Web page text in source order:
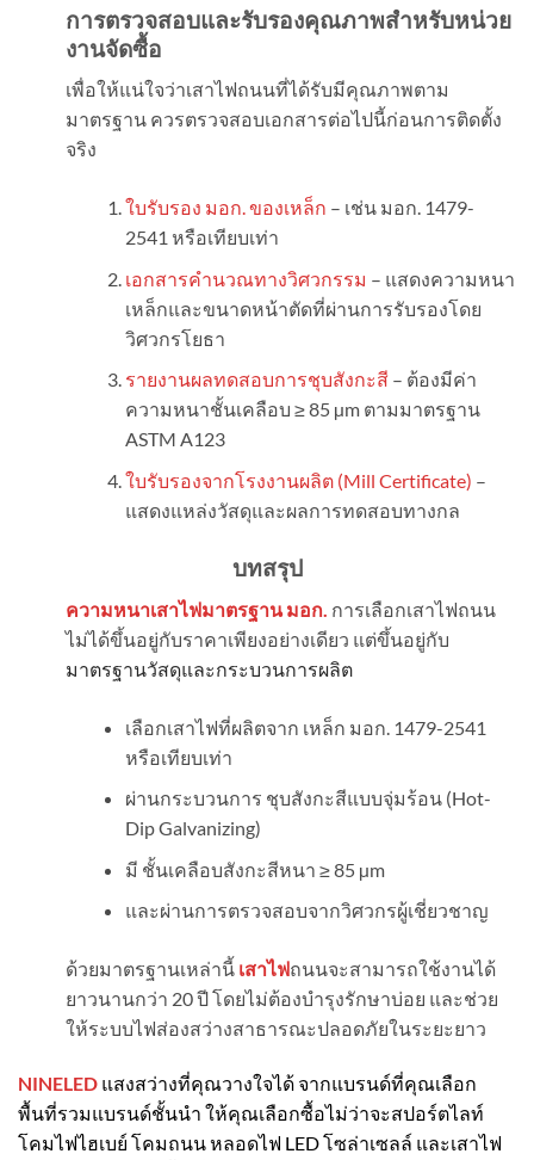
การตรวจสอบและรับรองคุณภาพสำหรับหน่วย
งานจัดซื้อ
เพื่อให้แน่ใจว่าเสาไฟถนนที่ได้รับมีคุณภาพตาม
มาตรฐาน ควรตรวจสอบเอกสารต่อไปนี้ก่อนการติดตั้ง
จริง
ใบรับรอง มอก. ของเหล็ก – เช่น มอก. 1479-
2541 หรือเทียบเท่า
เอกสารคำนวณทางวิศวกรรม – แสดงความหนา
เหล็กและขนาดหน้าตัดที่ผ่านการรับรองโดย
วิศวกรโยธา
รายงานผลทดสอบการชุบสังกะสี– ต้องมีค่า
ความหนาชั้นเคลือบ ≥ 85 µm ตามมาตรฐาน
ASTM A123
ใบรับรองจากโรงงานผลิต (Mill Certificate) –
แสดงแหล่งวัสดุและผลการทดสอบทางกล
บทสรุป
ความหนาเสาไฟมาตรฐาน มอก. การเลือกเสาไฟถนน
ไม่ได้ขึ้นอยู่กับราคาเพียงอย่างเดียว แต่ขึ้นอยู่กับ
มาตรฐานวัสดุและกระบวนการผลิต
เลือกเสาไฟที่ผลิตจาก เหล็ก มอก. 1479-2541
หรือเทียบเท่า
ผ่านกระบวนการ ชุบสังกะสีแบบจุ่มร้อน (Hot-
Dip Galvanizing)
มี ชั้นเคลือบสังกะสีหนา ≥ 85 µm
และผ่านการตรวจสอบจากวิศวกรผู้เชี่ยวชาญ
ด้วยมาตรฐานเหล่านี้ เสาไฟถนนจะสามารถใช้งานได้
ยาวนานกว่า 20 ปี โดยไม่ต้องบำรุงรักษาบ่อย และช่วย
ให้ระบบไฟส่องสว่างสาธารณะปลอดภัยในระยะยาว
NINELED แสงสว่างที่คุณวางใจได้ จากแบรนด์ที่คุณเลือก
พื้นที่รวมแบรนด์ชั้นนำ ให้คุณเลือกซื้อไม่ว่าจะสปอร์ตไลท์
โคมไฟไฮเบย์ โคมถนน หลอดไฟ LED โซล่าเซลล์ และเสาไฟ